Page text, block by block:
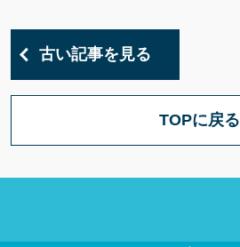
古い記事を見る
TOPに戻る